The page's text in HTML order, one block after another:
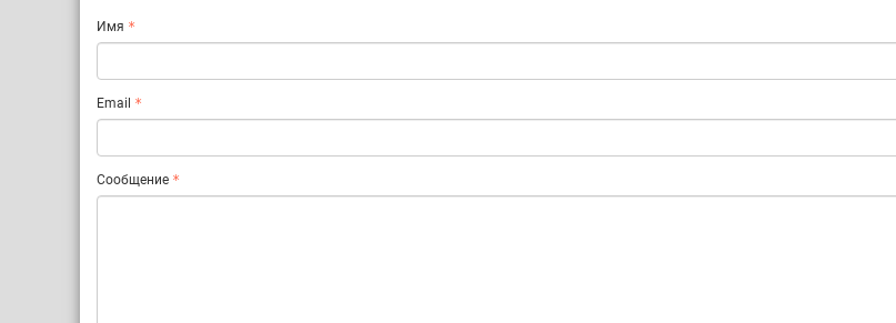
Имя
Email
Сообщение